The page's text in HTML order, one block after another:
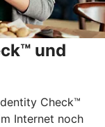
und
Check™
Internet noch